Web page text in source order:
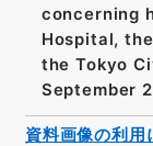
concerning
Hospital,
the Tokyo
September
資料画像の利用